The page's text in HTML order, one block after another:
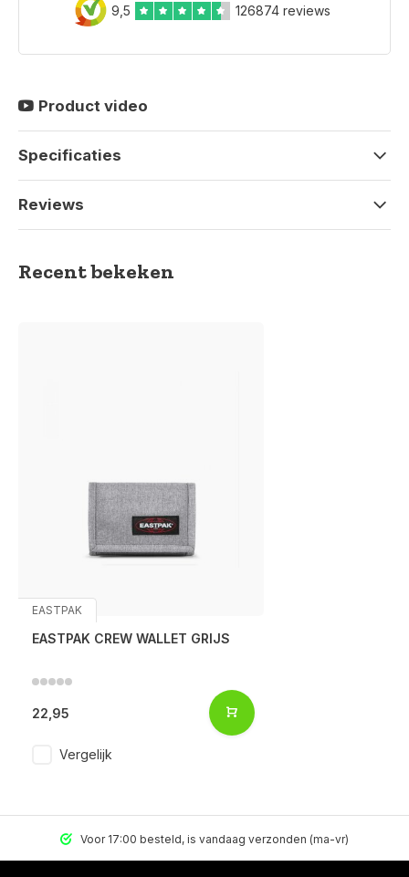
9,5 126874 reviews
Product video
Specificaties
Reviews
Recent bekeken
EASTPAK
EASTPAK CREW WALLET GRIJS
22,95
Vergelijk
Voor 17:00 besteld, is vandaag verzonden (ma-vr)